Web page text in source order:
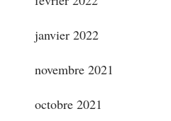
janvier 2022
novembre 2021
octobre 2021